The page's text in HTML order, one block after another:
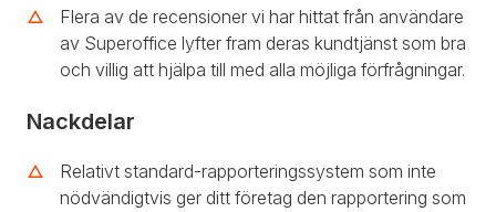
Flera av de recensioner vi har hittat från användare
av Superoffice lyfter fram deras kundtjänst som bra
och villig att hjälpa till med alla möjliga förfrågningar.
Nackdelar
Relativt standard-rapporteringssystem som inte
nödvändigtvis ger ditt företag den rapportering som